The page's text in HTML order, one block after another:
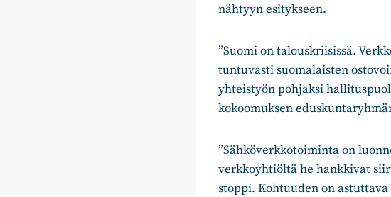
nähtyyn esitykseen.
”Suomi on talouskriisissä.
tuntuvasti suomalaisten
yhteistyön pohjaksi
kokoomuksen
”Sähköverkkotoiminta on
verkkoyhtiöltä he hankkivat
stoppi. Kohtuuden on